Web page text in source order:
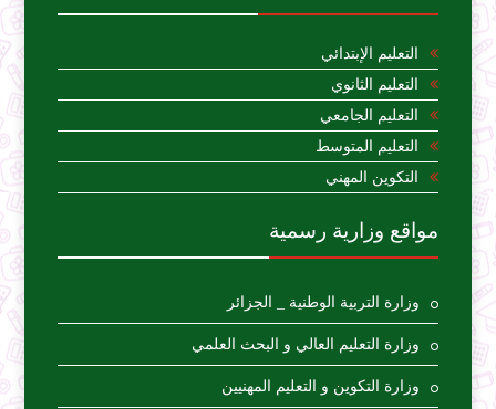
التعليم الإبتدائي
التعليم الثانوي
التعليم الجامعي
التعليم المتوسط
التكوين المهني
مواقع وزارية رسمية
وزارة التربية الوطنية _ الجزائر
وزارة التعليم العالي و البحث العلمي
وزارة التكوين و التعليم المهنيين